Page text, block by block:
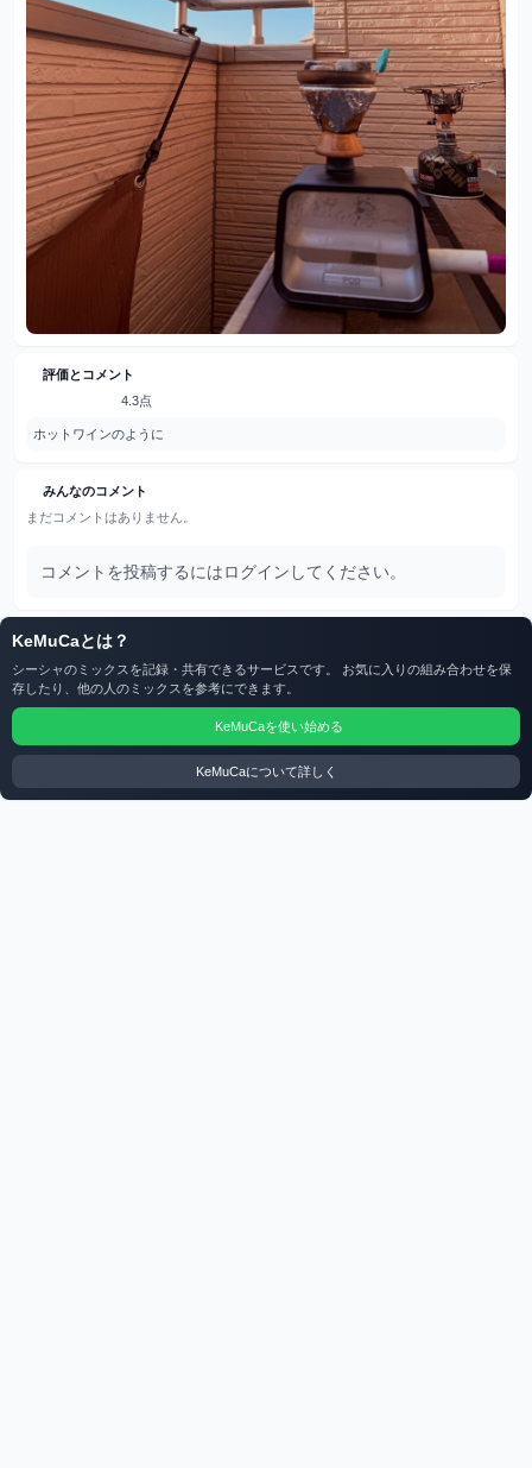
評価とコメント
4.3点
ホットワインのように
みんなのコメント
まだコメントはありません。
コメントを投稿するにはログインしてください。
KeMuCaとは？
シーシャのミックスを記録・共有できるサービスです。 お気に入りの組み合わせを保
存したり、他の人のミックスを参考にできます。
KeMuCaを使い始める
KeMuCaについて詳しく